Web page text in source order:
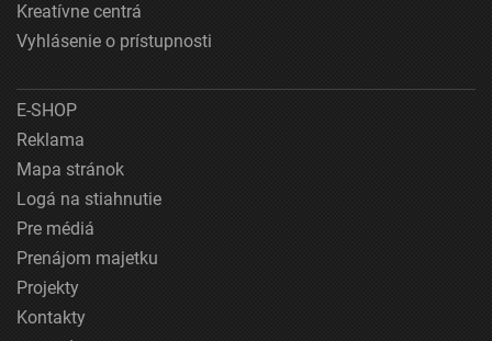
Kreatívne centrá
Vyhlásenie o prístupnosti
E-SHOP
Reklama
Mapa stránok
Logá na stiahnutie
Pre médiá
Prenájom majetku
Projekty
Kontakty